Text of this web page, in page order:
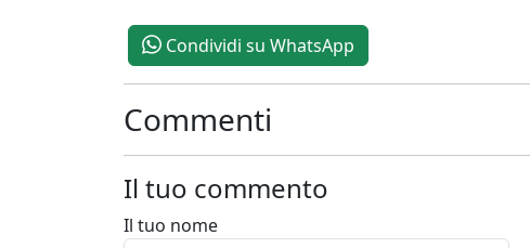
Condividi su WhatsApp
Commenti
Il tuo commento
Il tuo nome